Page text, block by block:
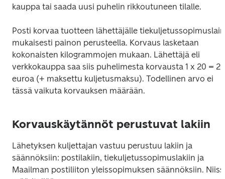
kauppa tai saada uusi puhelin rikkoutuneen tilalle.
Posti korvaa tuotteen lähettäjälle tiekuljetussopimuslain
mukaisesti painon perusteella. Korvaus lasketaan
kokonaisten kilogrammojen mukaan. Lähettäjä eli
verkkokauppa saa siis puhelimesta korvausta 1 x 20 = 20
euroa (+ maksettu kuljetusmaksu). Todellinen arvo ei
tässä vaikuta korvauksen määrään.
Korvauskäytännöt perustuvat lakiin
Lähetyksen kuljettajan vastuu perustuu lakiin ja
säännöksiin: postilakiin, tiekuljetussopimuslakiin ja
Maailman postiliiton yleissopimuksen säännöksiin.